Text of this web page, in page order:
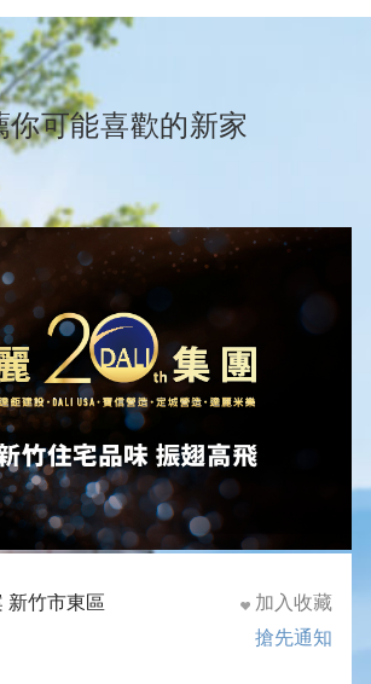
你可能喜歡的新家
新竹市東區
加入收藏
搶先通知